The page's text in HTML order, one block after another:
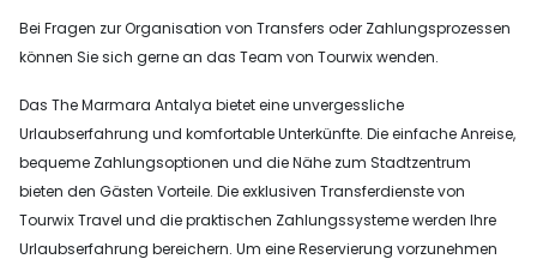
Bei Fragen zur Organisation von Transfers oder Zahlungsprozessen
können Sie sich gerne an das Team von Tourwix wenden.
Das The Marmara Antalya bietet eine unvergessliche
Urlaubserfahrung und komfortable Unterkünfte. Die einfache Anreise,
bequeme Zahlungsoptionen und die Nähe zum Stadtzentrum
bieten den Gästen Vorteile. Die exklusiven Transferdienste von
Tourwix Travel und die praktischen Zahlungssysteme werden Ihre
Urlaubserfahrung bereichern. Um eine Reservierung vorzunehmen